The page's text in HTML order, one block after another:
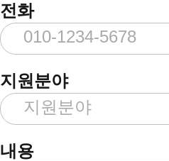
전화
지원분야
내용